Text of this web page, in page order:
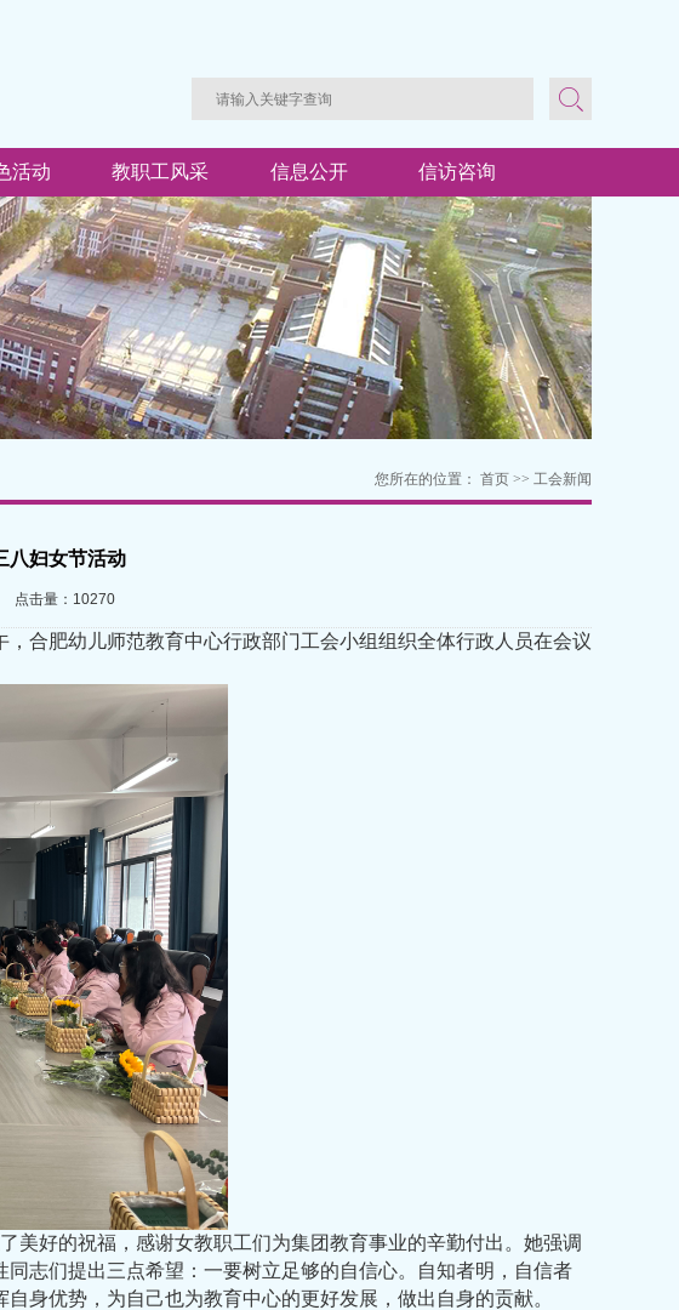
活动 教职工风采 信息公开 信访咨询
您所在的位置： 首页 >> 工会新闻
八妇女节活动
点击量：10270
合肥幼儿师范教育中心行政部门工会小组组织全体行政人员在会议
美好的祝福，感谢女教职工们为集团教育事业的辛勤付出。她强调
志们提出三点希望：一要树立足够的自信心。自知者明，自信者
身优势，为自己也为教育中心的更好发展，做出自身的贡献。